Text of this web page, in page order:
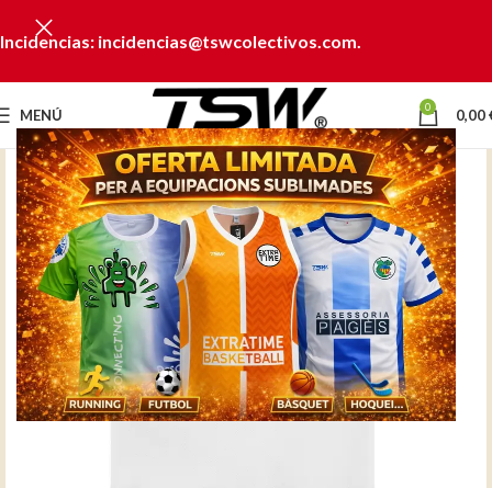
Incidencias: incidencias@tswcolectivos.com.
MENÚ 0 0,00